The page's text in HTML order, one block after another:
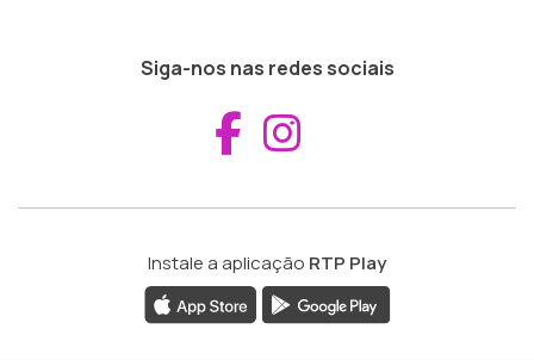
Siga-nos nas redes sociais
Aceder ao
Instale a aplicação RTP Play